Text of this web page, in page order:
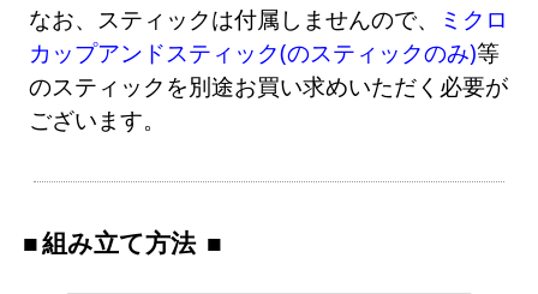
なお、スティックは付属しませんので、
ミクロ
カップアンドスティック(のスティックのみ)等
のスティックを別途お買い求めいただく必要が
ございます。
組み立て方法